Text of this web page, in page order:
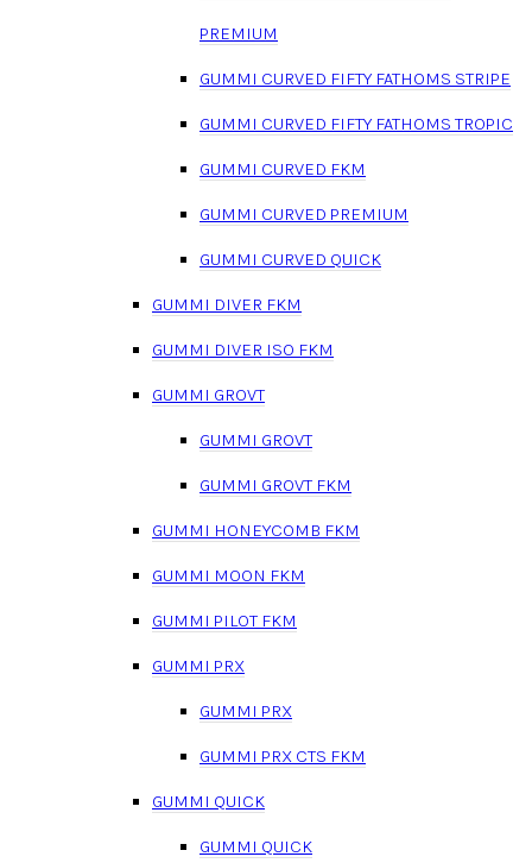
PREMIUM
GUMMI CURVED FIFTY FATHOMS STRIPE
GUMMI CURVED FIFTY FATHOMS TROPIC
GUMMI CURVED FKM
GUMMI CURVED PREMIUM
GUMMI CURVED QUICK
GUMMI DIVER FKM
GUMMI DIVER ISO FKM
GUMMI GROVT
GUMMI GROVT
GUMMI GROVT FKM
GUMMI HONEYCOMB FKM
GUMMI MOON FKM
GUMMI PILOT FKM
GUMMI PRX
GUMMI PRX
GUMMI PRX CTS FKM
GUMMI QUICK
GUMMI QUICK